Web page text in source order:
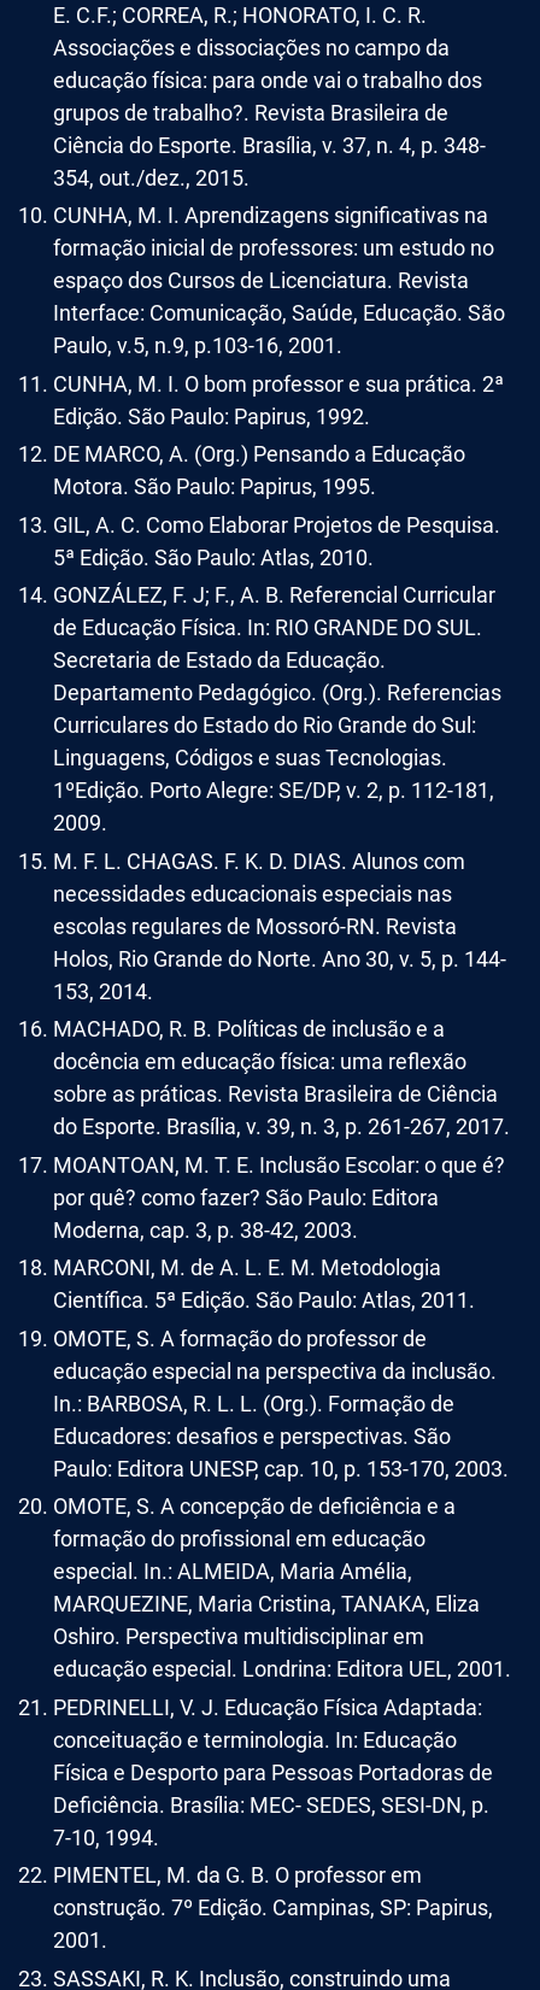
E. C.F.; CORREA, R.; HONORATO, I. C. R.
Associações e dissociações no campo da
educação física: para onde vai o trabalho dos
grupos de trabalho?. Revista Brasileira de
Ciência do Esporte. Brasília, v. 37, n. 4, p. 348-
354, out./dez., 2015.
CUNHA, M. I. Aprendizagens significativas na
formação inicial de professores: um estudo no
espaço dos Cursos de Licenciatura. Revista
Interface: Comunicação, Saúde, Educação. São
Paulo, v.5, n.9, p.103-16, 2001.
CUNHA, M. I. O bom professor e sua prática. 2ª
Edição. São Paulo: Papirus, 1992.
DE MARCO, A. (Org.) Pensando a Educação
Motora. São Paulo: Papirus, 1995.
GIL, A. C. Como Elaborar Projetos de Pesquisa.
5ª Edição. São Paulo: Atlas, 2010.
GONZÁLEZ, F. J; F., A. B. Referencial Curricular
de Educação Física. In: RIO GRANDE DO SUL.
Secretaria de Estado da Educação.
Departamento Pedagógico. (Org.). Referencias
Curriculares do Estado do Rio Grande do Sul:
Linguagens, Códigos e suas Tecnologias.
1ºEdição. Porto Alegre: SE/DP, v. 2, p. 112-181,
2009.
M. F. L. CHAGAS. F. K. D. DIAS. Alunos com
necessidades educacionais especiais nas
escolas regulares de Mossoró-RN. Revista
Holos, Rio Grande do Norte. Ano 30, v. 5, p. 144-
153, 2014.
MACHADO, R. B. Políticas de inclusão e a
docência em educação física: uma reflexão
sobre as práticas. Revista Brasileira de Ciência
do Esporte. Brasília, v. 39, n. 3, p. 261-267, 2017.
MOANTOAN, M. T. E. Inclusão Escolar: o que é?
por quê? como fazer? São Paulo: Editora
Moderna, cap. 3, p. 38-42, 2003.
MARCONI, M. de A. L. E. M. Metodologia
Científica. 5ª Edição. São Paulo: Atlas, 2011.
OMOTE, S. A formação do professor de
educação especial na perspectiva da inclusão.
In.: BARBOSA, R. L. L. (Org.). Formação de
Educadores: desafios e perspectivas. São
Paulo: Editora UNESP, cap. 10, p. 153-170, 2003.
OMOTE, S. A concepção de deficiência e a
formação do profissional em educação
especial. In.: ALMEIDA, Maria Amélia,
MARQUEZINE, Maria Cristina, TANAKA, Eliza
Oshiro. Perspectiva multidisciplinar em
educação especial. Londrina: Editora UEL, 2001.
PEDRINELLI, V. J. Educação Física Adaptada:
conceituação e terminologia. In: Educação
Física e Desporto para Pessoas Portadoras de
Deficiência. Brasília: MEC- SEDES, SESI-DN, p.
7-10, 1994.
PIMENTEL, M. da G. B. O professor em
construção. 7º Edição. Campinas, SP: Papirus,
2001.
SASSAKI, R. K. Inclusão, construindo uma